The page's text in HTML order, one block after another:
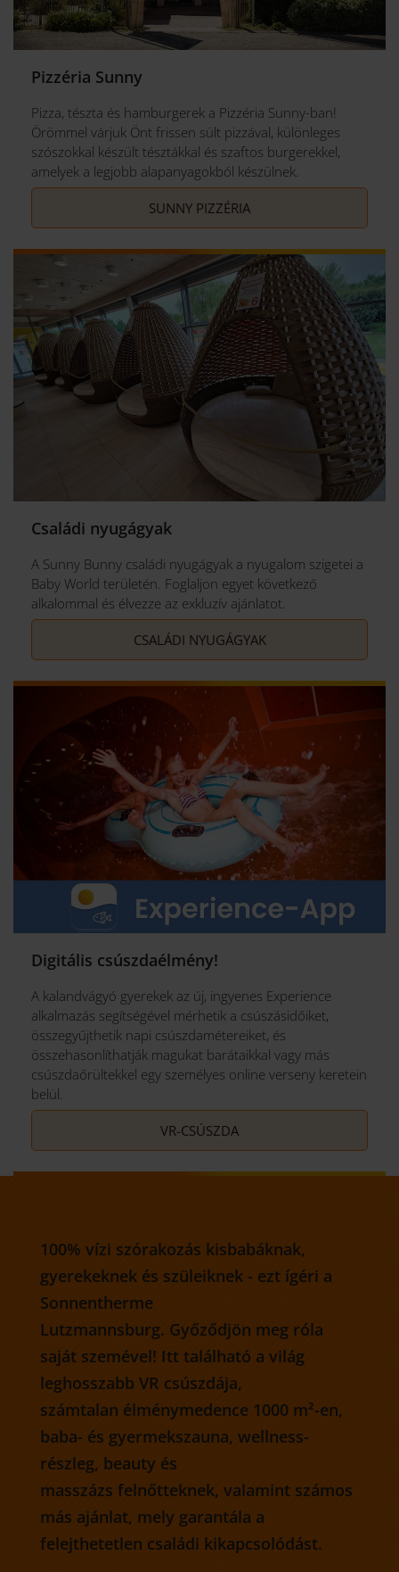
Pizzéria Sunny
Pizza, tészta és hamburgerek a Pizzéria Sunny-ban!
Örömmel várjuk Önt frissen sült pizzával, különleges
szószokkal készült tésztákkal és szaftos burgerekkel,
amelyek a legjobb alapanyagokból készülnek.
SUNNY PIZZÉRIA
Családi nyugágyak
A Sunny Bunny családi nyugágyak a nyugalom szigetei a
Baby World területén. Foglaljon egyet következő
alkalommal és élvezze az exkluzív ajánlatot.
CSALÁDI NYUGÁGYAK
Digitális csúszdaélmény!
A kalandvágyó gyerekek az új, ingyenes Experience
alkalmazás segítségével mérhetik a csúszásidőiket,
összegyűjthetik napi csúszdamétereiket, és
összehasonlíthatják magukat barátaikkal vagy más
csúszdaőrültekkel egy személyes online verseny keretein
belül.
VR-CSÚSZDA
100% vízi szórakozás kisbabáknak,
gyerekeknek és szüleiknek - ezt ígéri a
Sonnentherme
Lutzmannsburg. Győződjön meg róla
saját szemével! Itt található a világ
leghosszabb VR csúszdája,
számtalan élménymedence 1000 m²-en,
baba- és gyermekszauna, wellness-
részleg, beauty és
masszázs felnőtteknek, valamint számos
más ajánlat, mely garantála a
felejthetetlen családi kikapcsolódást.